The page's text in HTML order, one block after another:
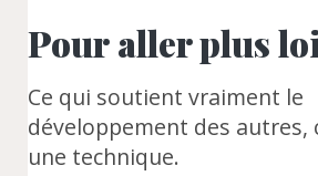
Pour aller plus
Ce qui soutient vraiment le
développement des autres,
une technique.